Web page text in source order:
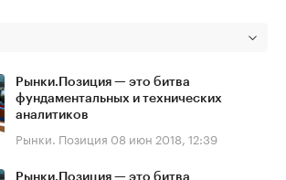
Рынки.Позиция — это битва
фундаментальных и технических
аналитиков
Рынки. Позиция 08 июн 2018, 12:39
Рынки.Позиция — это битва